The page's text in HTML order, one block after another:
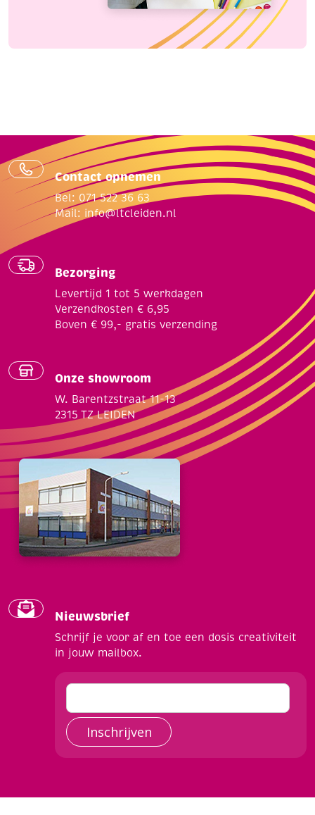
Contact opnemen
Bel: 071 522 36 63
Mail: info@ltcleiden.nl
Bezorging
Levertijd 1 tot 5 werkdagen
Verzendkosten € 6,95
Boven € 99,- gratis verzending
Onze showroom
W. Barentzstraat 11-13
2315 TZ LEIDEN
Nieuwsbrief
Schrijf je voor af en toe een dosis creativiteit
in jouw mailbox.
Inschrijven